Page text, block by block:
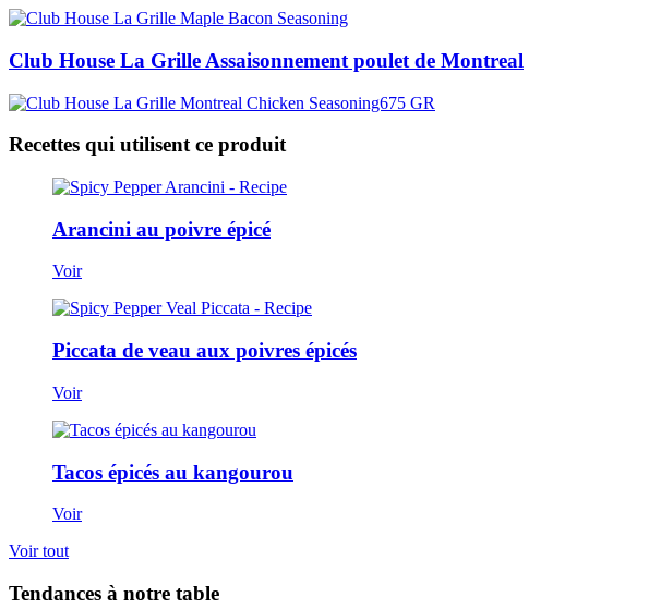
Club House La Grille Assaisonnement poulet de Montreal
Recettes qui utilisent ce produit
Arancini au poivre épicé
Voir
Piccata de veau aux poivres épicés
Voir
Tacos épicés au kangourou
Voir
Voir tout
Tendances à notre table